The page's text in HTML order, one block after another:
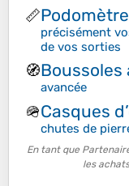
📏
précisément
de vos sorties
🧭
avancée
🪖Casques
chutes de
En tant que
les